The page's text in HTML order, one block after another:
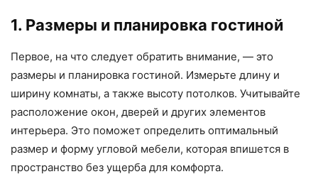
1. Размеры и планировка гостиной
Первое, на что следует обратить внимание, — это
размеры и планировка гостиной. Измерьте длину и
ширину комнаты, а также высоту потолков. Учитывайте
расположение окон, дверей и других элементов
интерьера. Это поможет определить оптимальный
размер и форму угловой мебели, которая впишется в
пространство без ущерба для комфорта.